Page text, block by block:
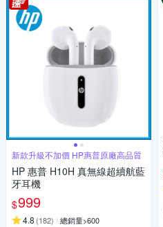
新款升級不加價 HP惠普原廠高品質
HP 惠普 H10H 真無線超續航藍
牙耳機
$999
4.8 (182) 總銷量>600